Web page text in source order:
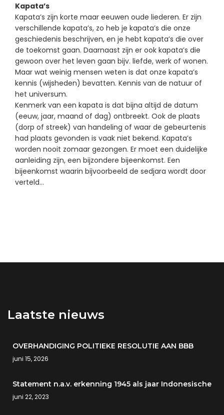
Kapata’s
Kapata’s zijn korte maar eeuwen oude liederen. Er zijn
verschillende kapata’s, zo heb je kapata’s die onze
geschiedenis beschrijven, en je hebt kapata’s die over
de toekomst gaan. Daarnaast zijn er ook kapata’s die
gewoon over het leven gaan bijv. liefde, werk of wonen.
Maar wat weinig mensen weten is dat onze kapata’s
kennis (wijsheden) bevatten. Kennis van de natuur of
het universum.
Kenmerk van een kapata is dat bijna altijd de datum
(eeuw, jaar, maand of dag) ontbreekt. Ook de plaats
(dorp of streek) van handeling of waar de gebeurtenis
had plaats gevonden is vaak niet bekend. Kapata’s
worden nooit zomaar gezongen. Er moet een duidelijke
aanleiding zijn, een bijzondere bijeenkomst. Een
bijeenkomst waarin bijvoorbeeld de sedjara wordt door
verteld…
Laatste nieuws
OVERHANDIGING POLITIEKE RESOLUTIE AAN BBB
juni 15, 2026
Statement n.a.v. erkenning 1945 als jaar Indonesische
juni 22, 2023